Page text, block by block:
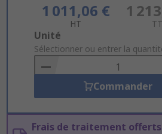
1 011,06 €
HT
1
Add
to
Basket
Unité
Sélectionner ou entrer la
Commander
Frais de traitement offerts